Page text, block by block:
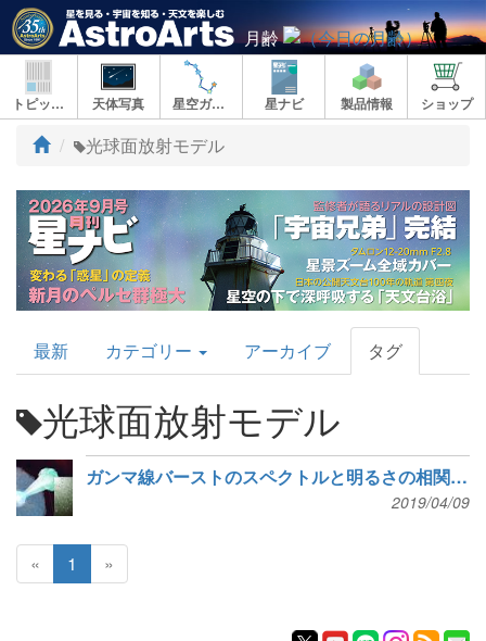
月齢
トピックス 天体写真 星空ガイド 星ナビ 製品情報 ショップ
ト
プ
光球面放射モデル
AstroArts
Topics
最新 カテゴリー アーカイブ タグ
光球面放射モデル
ガンマ線バーストのスペクトルと明るさの相関関係の起源
2019/04/09
« 1 »